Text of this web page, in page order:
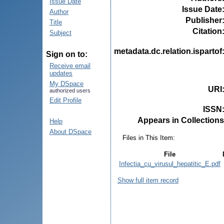
Author
Title
Subject
Sign on to:
Receive email
updates
My DSpace
authorized users
Edit Profile
Help
About DSpace
Issue Date
Publisher
Citation
metadata.dc.relation.ispartof
URI
ISSN
Appears in
Files in This Item:
File
Infectia_cu_virusul_hepatitic_E.pdf
Show full item record